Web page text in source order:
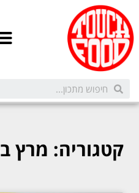
קטגוריה: מרץ ב15, 2018